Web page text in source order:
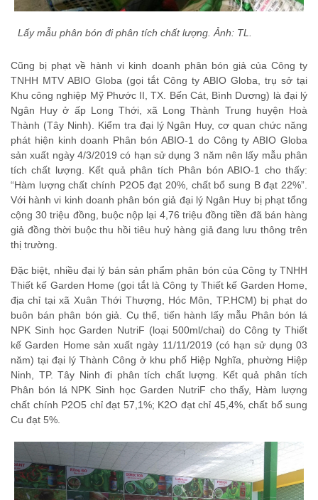
Lấy mẫu phân bón đi phân tích chất lượng. Ảnh: TL.
Cũng bị phạt về hành vi kinh doanh phân bón giả của Công ty
TNHH MTV ABIO Globa (gọi tắt Công ty ABIO Globa, trụ sở tại
Khu công nghiệp Mỹ Phước II, TX. Bến Cát, Bình Dương) là đại lý
Ngân Huy ở ấp Long Thới, xã Long Thành Trung huyện Hoà
Thành (Tây Ninh). Kiểm tra đại lý Ngân Huy, cơ quan chức năng
phát hiện kinh doanh Phân bón ABIO-1 do Công ty ABIO Globa
sản xuất ngày 4/3/2019 có hạn sử dụng 3 năm nên lấy mẫu phân
tích chất lượng. Kết quả phân tích Phân bón ABIO-1 cho thấy:
“Hàm lượng chất chính P2O5 đạt 20%, chất bổ sung B đạt 22%”.
Với hành vi kinh doanh phân bón giả đại lý Ngân Huy bị phạt tổng
cộng 30 triệu đồng, buộc nộp lại 4,76 triệu đồng tiền đã bán hàng
giả đồng thời buộc thu hồi tiêu huỷ hàng giả đang lưu thông trên
thị trường.
Đặc biệt, nhiều đại lý bán sản phẩm phân bón của Công ty TNHH
Thiết kế Garden Home (gọi tắt là Công ty Thiết kế Garden Home,
địa chỉ tại xã Xuân Thới Thượng, Hóc Môn, TP.HCM) bị phạt do
buôn bán phân bón giả. Cụ thể, tiến hành lấy mẫu Phân bón lá
NPK Sinh học Garden NutriF (loại 500ml/chai) do Công ty Thiết
kế Garden Home sản xuất ngày 11/11/2019 (có hạn sử dụng 03
năm) tại đại lý Thành Công ở khu phố Hiệp Nghĩa, phường Hiệp
Ninh, TP. Tây Ninh đi phân tích chất lượng. Kết quả phân tích
Phân bón lá NPK Sinh học Garden NutriF cho thấy, Hàm lượng
chất chính P2O5 chỉ đạt 57,1%; K2O đạt chỉ 45,4%, chất bổ sung
Cu đạt 5%.